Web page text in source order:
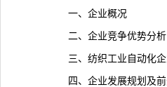
一、企业概况
二、企业竞争优势分析
三、纺织工业自动化企
四、企业发展规划及前